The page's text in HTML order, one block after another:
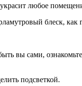
любое
блеск, как
вы сами,
подсветкой.